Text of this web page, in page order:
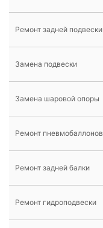
Ремонт задней подвески
Замена подвески
Замена шаровой опоры
Ремонт пневмобаллонов
Ремонт задней балки
Ремонт гидроподвески